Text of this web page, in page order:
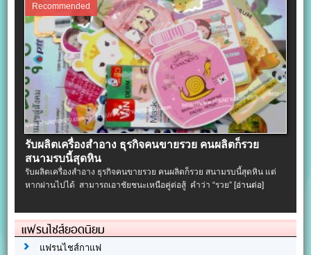
Recommended
รับผลิตเครื่องสําอาง ธุรกิจคนขายรวย คนผลิตก็รวย
สนามรบนี้สุดหิน
รับผลิตเครื่องสําอาง ธุรกิจคนขายรวย คนผลิตก็รวย สนามรบนี้สุดหิน แต่
หากผ่านไปได้ สามารถเอาชัยชนะเหนือคู่ต่อสู้ คำว่า “รวย”[อ่านต่อ]
แฟรนไชส์ยอดนิยม
แฟรนไชส์กาแฟ